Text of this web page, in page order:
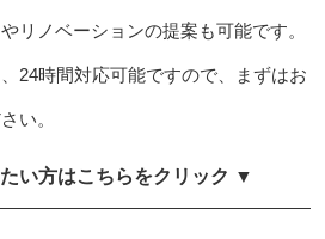
リノベーションの提案も可能です。
24時間対応可能ですので、まずはお
い。
い方はこちらをクリック ▼